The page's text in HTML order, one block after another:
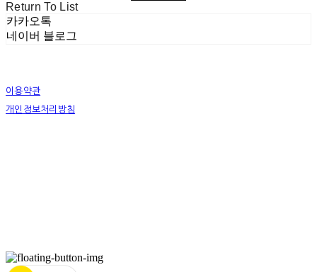
Return To List
카카오톡
네이버 블로그
이용약관
개인정보처리방침